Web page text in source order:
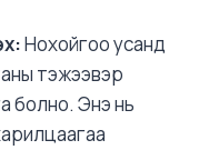
Нохойгоо усанд
тэжээвэр
болно. Энэ нь